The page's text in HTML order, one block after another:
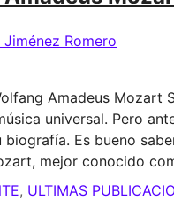
Jiménez Romero
Amadeus Mozart
universal. Pero
Es bueno
mejor conocido
, ULTIMAS